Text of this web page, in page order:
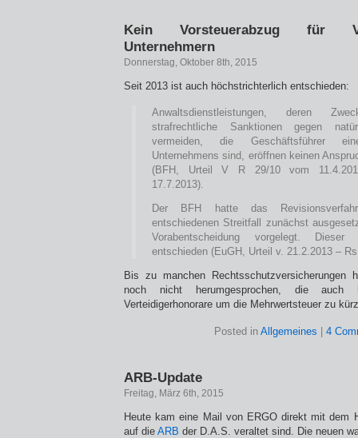
Kein Vorsteuerabzug für
Unternehmern
Donnerstag, Oktober 8th, 2015
Seit 2013 ist auch höchstrichterlich entschieden:
Anwaltsdienstleistungen, deren
strafrechtliche Sanktionen gegen
vermeiden, die Geschäftsführer
Unternehmens sind, eröffnen keinen
(BFH, Urteil V R 29/10 vom
17.7.2013).
Der BFH hatte das
entschiedenen Streitfall zunächst
Vorabentscheidung vorgelegt. Dieser
entschieden (EuGH, Urteil v. 21.2.2013 –
Bis zu manchen Rechtsschutzversicherungen
noch nicht herumgesprochen, die auch
Verteidigerhonorare um die Mehrwertsteuer zu
Posted in Allgemeines 4
ARB-Update
Freitag, März 6th, 2015
Heute kam eine Mail von ERGO direkt mit dem
auf die ARB der D.A.S. veraltet sind. Die neuen